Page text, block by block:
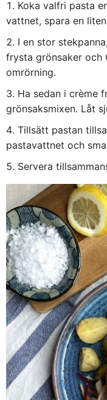
Koka valfri pasta
vattnet, spara en
I en stor
frysta grönsaker och
omrörning.
Ha sedan i crème
grönsaksmixen. Låt
Tillsätt pastan
pastavattnet och
Servera